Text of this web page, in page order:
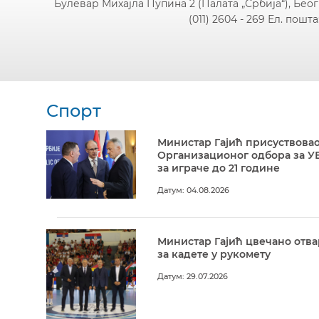
Булевар Михајла Пупина 2 (Палата „Србија“),
(011) 2604 - 269 Ел.
Спорт
Министар Гајић
Организационог одбора за
за играче до 21 године
Датум: 04.08.2026
Министар Гајић цвечано
за кадете у рукомету
Датум: 29.07.2026